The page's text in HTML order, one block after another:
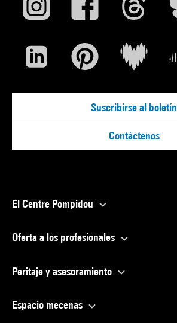
Suscribirse al boletín
Contáctenos
El Centre Pompidou
Oferta a los profesionales
Peritaje y asesoramiento
Espacio mecenas